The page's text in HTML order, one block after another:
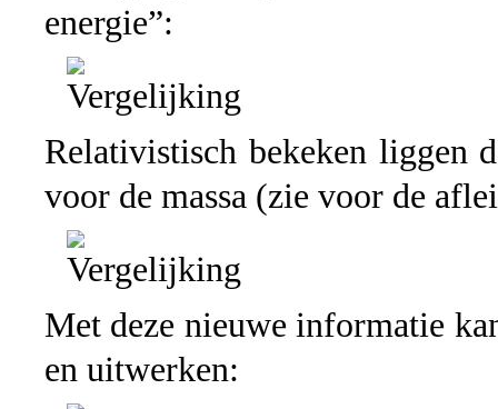
energie”:
Relativistisch bekeken liggen
voor de massa (zie voor de
Met deze nieuwe informatie
en uitwerken: